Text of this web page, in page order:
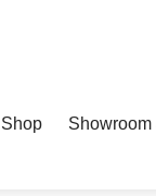
Shop Showroom